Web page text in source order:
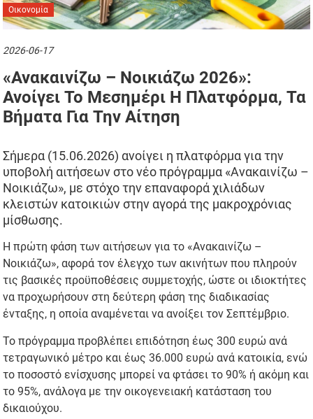
Οικονομία
2026-06-17
«Ανακαινίζω – Νοικιάζω 2026»:
Ανοίγει Το Μεσημέρι Η Πλατφόρμα, Τα
Βήματα Για Την Αίτηση
Σήμερα (15.06.2026) ανοίγει η πλατφόρμα για την
υποβολή αιτήσεων στο νέο πρόγραμμα «Ανακαινίζω –
Νοικιάζω», με στόχο την επαναφορά χιλιάδων
κλειστών κατοικιών στην αγορά της μακροχρόνιας
μίσθωσης.
Η πρώτη φάση των αιτήσεων για το «Ανακαινίζω –
Νοικιάζω», αφορά τον έλεγχο των ακινήτων που πληρούν
τις βασικές προϋποθέσεις συμμετοχής, ώστε οι ιδιοκτήτες
να προχωρήσουν στη δεύτερη φάση της διαδικασίας
ένταξης, η οποία αναμένεται να ανοίξει τον Σεπτέμβριο.
Το πρόγραμμα προβλέπει επιδότηση έως 300 ευρώ ανά
τετραγωνικό μέτρο και έως 36.000 ευρώ ανά κατοικία, ενώ
το ποσοστό ενίσχυσης μπορεί να φτάσει το 90% ή ακόμη και
το 95%, ανάλογα με την οικογενειακή κατάσταση του
δικαιούχου.